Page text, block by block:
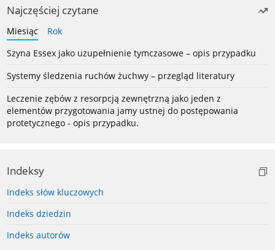
Najczęściej czytane
Miesiąc
Rok
Szyna Essex jako uzupełnienie tymczasowe – opis przypadku
Systemy śledzenia ruchów żuchwy – przegląd literatury
Leczenie zębów z resorpcją zewnętrzną jako jeden z
elementów przygotowania jamy ustnej do postępowania
protetycznego - opis przypadku.
Indeksy
Indeks słów kluczowych
Indeks dziedzin
Indeks autorów